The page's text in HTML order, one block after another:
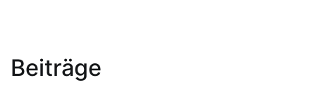
Beiträge